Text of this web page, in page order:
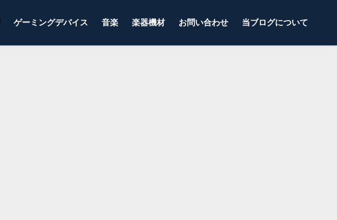
ゲーミングデバイス 音楽 楽器機材 お問い合わせ 当ブログについて